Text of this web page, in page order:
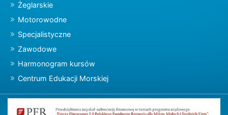
Żeglarskie
Motorowodne
Specjalistyczne
Zawodowe
Harmonogram kursów
Centrum Edukacji Morskiej